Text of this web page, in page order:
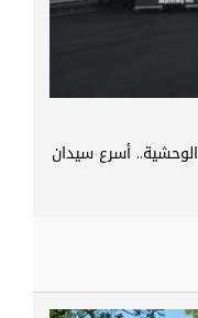
بورشه تطلق Taycan Manthey Kit الوحشية.. أسرع سيدان